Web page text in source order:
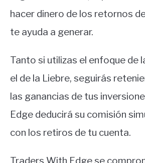
hacer dinero de los retornos
te ayuda a generar.
Tanto si utilizas el enfoque de
el de la Liebre, seguirás
las ganancias de tus
Edge deducirá su comisión
con los retiros de tu cuenta.